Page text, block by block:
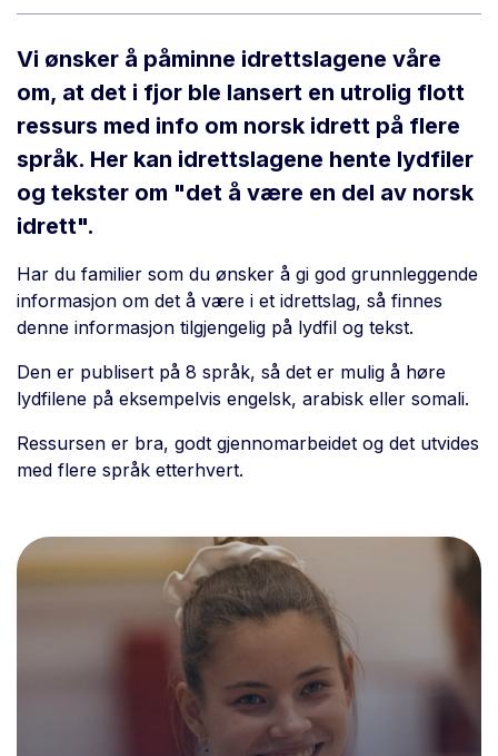
Vi ønsker å påminne idrettslagene våre
om, at det i fjor ble lansert en utrolig flott
ressurs med info om norsk idrett på flere
språk. Her kan idrettslagene hente lydfiler
og tekster om "det å være en del av norsk
idrett".
Har du familier som du ønsker å gi god grunnleggende
informasjon om det å være i et idrettslag, så finnes
denne informasjon tilgjengelig på lydfil og tekst.
Den er publisert på 8 språk, så det er mulig å høre
lydfilene på eksempelvis engelsk, arabisk eller somali.
Ressursen er bra, godt gjennomarbeidet og det utvides
med flere språk etterhvert.